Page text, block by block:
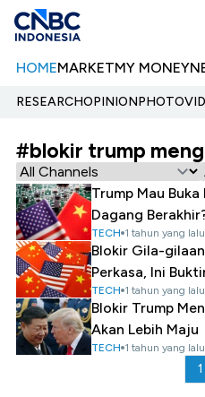
HOMEMARKETMY MONEY
RESEARCHOPINIONPHOTO
#blokir trump
Trump Mau
Dagang
TECH 1 tahun yang lalu
Blokir Gila-
Perkasa, Ini
TECH 1 tahun yang lalu
Blokir Trump
Akan Lebih Maju
TECH 1 tahun yang lalu
1